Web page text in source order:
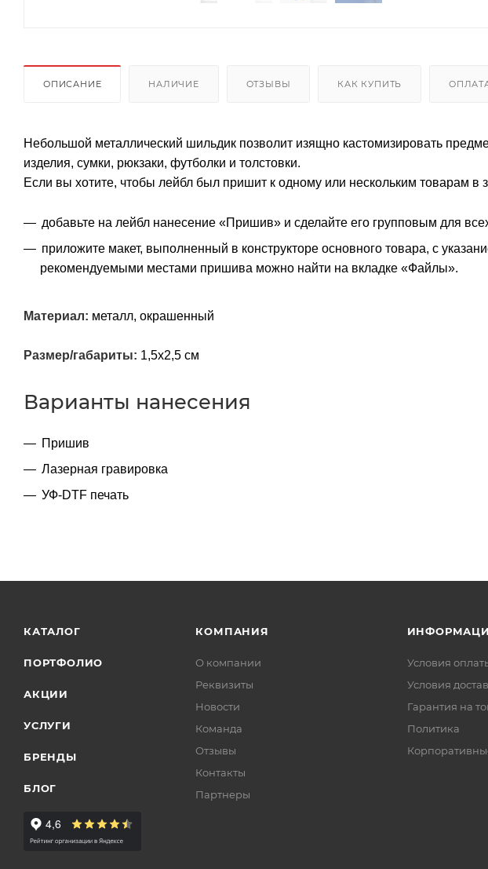
ОПИСАНИЕ НАЛИЧИЕ ОТЗЫВЫ КАК КУПИТЬ
Небольшой металлический шильдик позволит изящно кастомизировать
изделия, сумки, рюкзаки, футболки и толстовки.
Если вы хотите, чтобы лейбл был пришит к одному или нескольким товарам в
добавьте на лейбл нанесение «Пришив» и сделайте его групповым для
приложите макет, выполненный в конструкторе основного товара, с
рекомендуемыми местами пришива можно найти на вкладке «Файлы».
Материал: металл, окрашенный
Размер/габариты: 1,5х2,5 см
Варианты нанесения
Пришив
Лазерная гравировка
УФ-DTF печать
КАТАЛОГ
ПОРТФОЛИО
АКЦИИ
УСЛУГИ
БРЕНДЫ
БЛОГ
КОМПАНИЯ
О компании
Реквизиты
Новости
Команда
Отзывы
Контакты
Партнеры
Условия
Условия
Гарантия на
Политика